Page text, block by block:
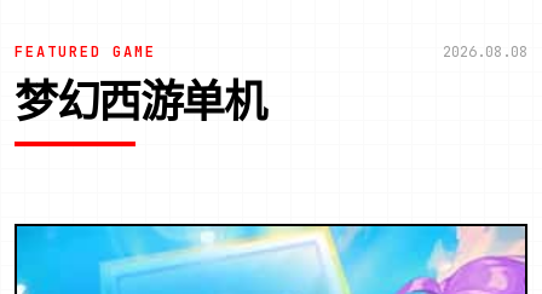
FEATURED GAME 2026.08.08
梦幻西游单机